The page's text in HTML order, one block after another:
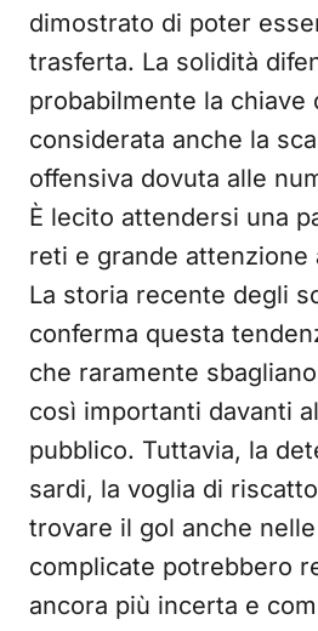
dimostrato di poter
trasferta. La solidità
probabilmente la chiave
considerata anche la
offensiva dovuta alle
È lecito attendersi una
reti e grande
La storia recente degli
conferma questa
che raramente
così importanti davanti
pubblico. Tuttavia, la
sardi, la voglia di
trovare il gol anche
complicate potrebbero
ancora più incerta e